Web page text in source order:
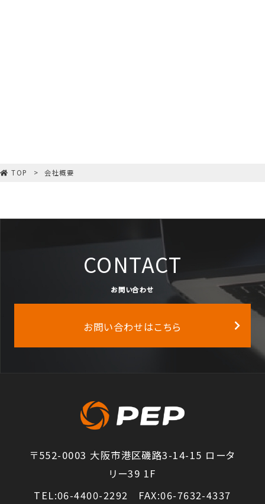
TOP 会社概要
CONTACT
お問い合わせ
お問い合わせはこちら
〒552-0003 大阪市港区磯路3-14-15 ロータ
リー39 1F
TEL:06-4400-2292 FAX:06-7632-4337